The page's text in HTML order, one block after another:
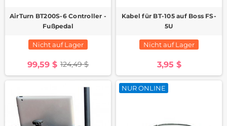
AirTurn BT200S-6 Controller -
Fußpedal
Nicht auf Lager
99,59 $ 124,49 $
Kabel für BT-105 auf Boss FS-
5U
Nicht auf Lager
3,95 $
NUR ONLINE